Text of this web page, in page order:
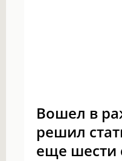
Вошел в
решил
еще шести